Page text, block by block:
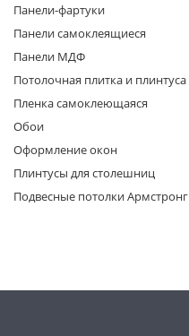
Панели-фартуки
Панели самоклеящиеся
Панели МДФ
Потолочная плитка и плинтуса
Пленка самоклеющаяся
Обои
Оформление окон
Плинтусы для столешниц
Подвесные потолки Армстронг